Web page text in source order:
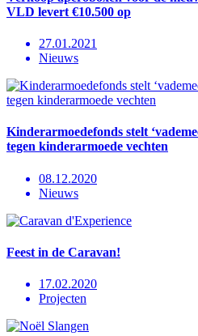
VLD levert €10.500 op
27.01.2021
Nieuws
Kinderarmoedefonds stelt
tegen kinderarmoede vechten
08.12.2020
Nieuws
Feest in de Caravan!
17.02.2020
Projecten